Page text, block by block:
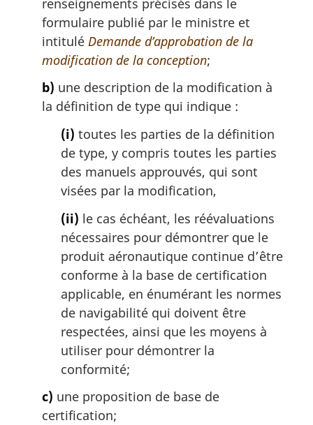
renseignements précisés dans le
formulaire publié par le ministre et
intitulé Demande d’approbation de la
modification de la conception;
b) une description de la modification à
la définition de type qui indique :
(i) toutes les parties de la définition
de type, y compris toutes les parties
des manuels approuvés, qui sont
visées par la modification,
(ii) le cas échéant, les réévaluations
nécessaires pour démontrer que le
produit aéronautique continue d’être
conforme à la base de certification
applicable, en énumérant les normes
de navigabilité qui doivent être
respectées, ainsi que les moyens à
utiliser pour démontrer la
conformité;
c) une proposition de base de
certification;